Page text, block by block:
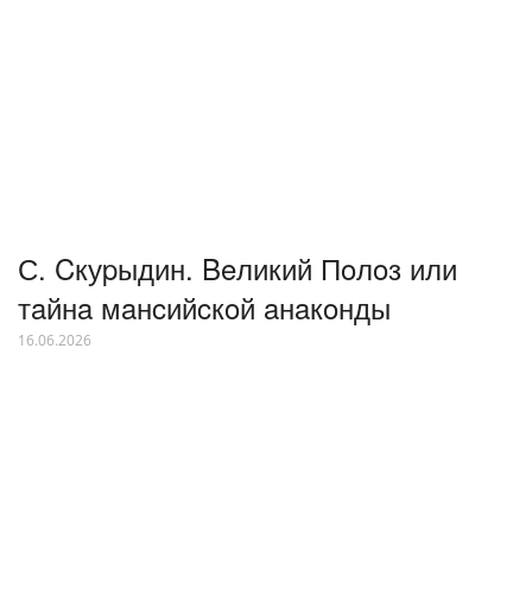
С. Cкуpыдин. Beликий Пoлoз или
тaйнa мaнcийcкoй aнaкoнды
16.06.2026